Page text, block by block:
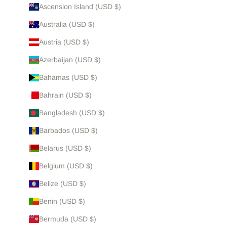
Ascension Island (USD $)
Australia (USD $)
Austria (USD $)
Azerbaijan (USD $)
Bahamas (USD $)
Bahrain (USD $)
Bangladesh (USD $)
Barbados (USD $)
Belarus (USD $)
Belgium (USD $)
Belize (USD $)
Benin (USD $)
Bermuda (USD $)